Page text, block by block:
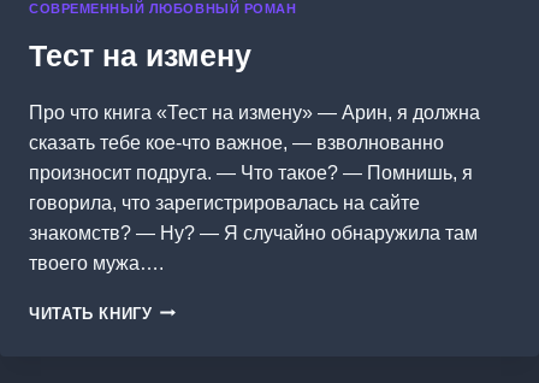
СОВРЕМЕННЫЙ ЛЮБОВНЫЙ РОМАН
Тест на измену
Про что книга «Тест на измену» — Арин, я должна
сказать тебе кое-что важное, — взволнованно
произносит подруга. — Что такое? — Помнишь, я
говорила, что зарегистрировалась на сайте
знакомств? — Ну? — Я случайно обнаружила там
твоего мужа….
ЧИТАТЬ КНИГУ ТЕСТ